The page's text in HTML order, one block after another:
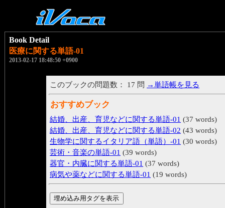
Book Detail
医療に関する単語-01
2013-02-17 18:48:50 +0900
このブックの問題数： 17 問 →単語帳を見る
おすすめブック
結婚、出産、育児などに関する単語-01 (37 words)
結婚、出産、育児などに関する単語-02 (43 words)
生物学に関するイタリア語（単語）-01 (30 words)
芸術・音楽の単語-01 (39 words)
器官・内臓に関する単語-01 (37 words)
病気や薬などに関する単語-01 (19 words)